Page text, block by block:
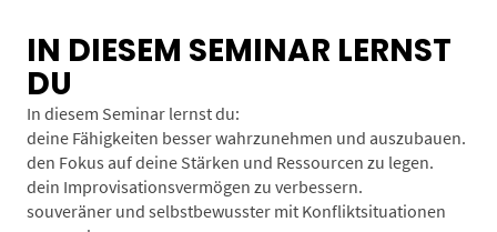
IN DIESEM SEMINAR LERNST
DU
In diesem Seminar lernst du:
deine Fähigkeiten besser wahrzunehmen und auszubauen.
den Fokus auf deine Stärken und Ressourcen zu legen.
dein Improvisationsvermögen zu verbessern.
souveräner und selbstbewusster mit Konfliktsituationen